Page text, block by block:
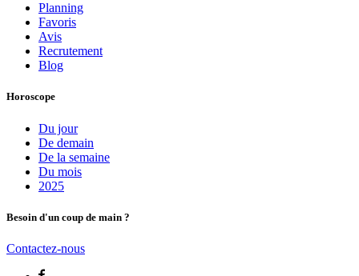
Planning
Favoris
Avis
Recrutement
Blog
Horoscope
Du jour
De demain
De la semaine
Du mois
2025
Besoin d'un coup de main ?
Contactez-nous